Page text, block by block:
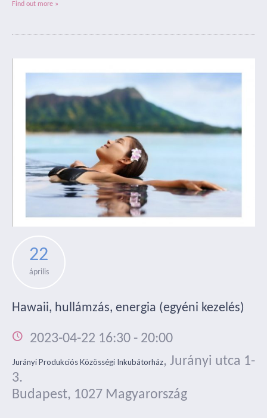
Find out more »
22
április
Hawaii, hullámzás, energia (egyéni kezelés)
2023-04-22 16:30 - 20:00
Jurányi Produkciós Közösségi Inkubátorház, Jurányi utca 1-
3.
Budapest, 1027 Magyarország